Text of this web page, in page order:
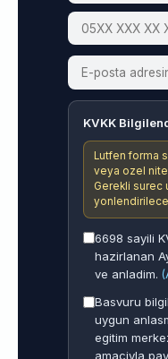
KVKK
Lutfen forma
veya ozel
Gerekli surec
6698 sayili
hazirlanan
ve anladim.
Basvuru
uygun
egitim
amaciyla